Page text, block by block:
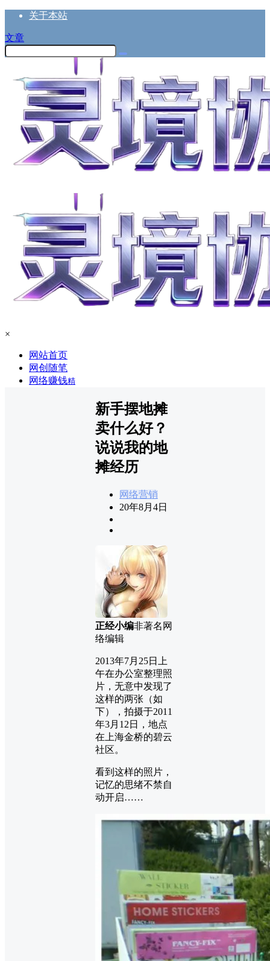
关于本站
文章
×
网站首页
网创随笔
网络赚钱精
新手摆地摊
卖什么好？
说说我的地
摊经历
网络营销
20年8月4日
正经小编非著名网
络编辑
2013年7月25日上
午在办公室整理照
片，无意中发现了
这样的两张（如
下），拍摄于2011
年3月12日，地点
在上海金桥的碧云
社区。
看到这样的照片，
记忆的思绪不禁自
动开启……